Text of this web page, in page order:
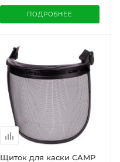
ПОДРОБНЕЕ
Щиток для каски CAMP